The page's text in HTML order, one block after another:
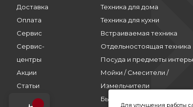
Доставка
Оплата
Сервис
Сервис-
центры
Акции
Статьи
Контакты
Техника для дома
Техника для кухни
Встраиваемая техника
Отдельностоящая техника
Посуда и предметы
Мойки / Смесители /
Измельчители
Бытовая химия
Для улучшения работы